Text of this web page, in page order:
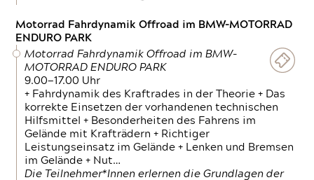
Motorrad Fahrdynamik Offroad im BMW-MOTORRAD
ENDURO PARK
Motorrad Fahrdynamik Offroad im BMW-
MOTORRAD ENDURO PARK
9.00—17.00 Uhr
+ Fahrdynamik des Kraftrades in der Theorie + Das
korrekte Einsetzen der vorhandenen technischen
Hilfsmittel + Besonderheiten des Fahrens im
Gelände mit Krafträdern + Richtiger
Leistungseinsatz im Gelände + Lenken und Bremsen
im Gelände + Nut…
Die Teilnehmer*Innen erlernen die Grundlagen der